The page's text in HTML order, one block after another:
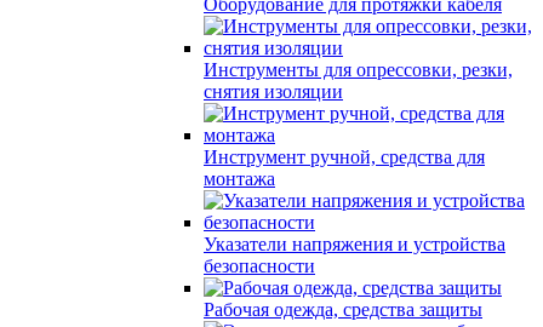
Оборудование для протяжки кабеля
Инструменты для опрессовки, резки,
снятия изоляции
Инструмент ручной, средства для
монтажа
Указатели напряжения и устройства
безопасности
Рабочая одежда, средства защиты